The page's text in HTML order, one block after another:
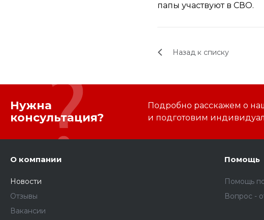
папы участвуют в СВО.
Назад к списку
Нужна
консультация?
Подробно расскажем о
и подготовим
О компании
Новости
Отзывы
Вакансии
Помощь
Помощь
Вопрос -